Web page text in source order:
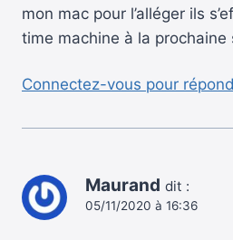
mon mac pour l’alléger ils
time machine à la prochaine
Connectez-vous pour
Maurand dit :
05/11/2020 à 16:36